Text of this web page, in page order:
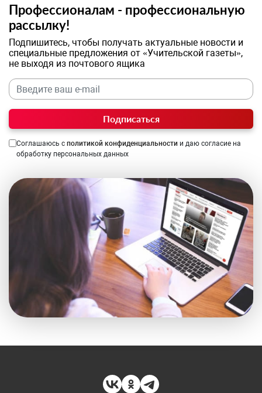
Профессионалам - профессиональную
рассылку!
Подпишитесь, чтобы получать актуальные новости и
специальные предложения от «Учительской газеты»,
не выходя из почтового ящика
Подписаться
Соглашаюсь с политикой конфиденциальности и даю согласие на
обработку персональных данных